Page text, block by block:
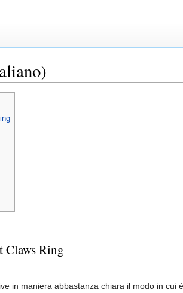
Ring
in maniera abbastanza chiara il modo in